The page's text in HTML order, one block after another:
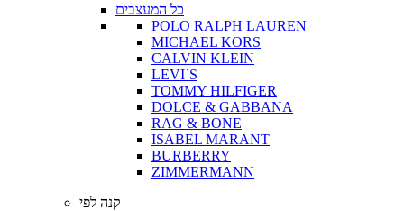
כל המעצבים
POLO RALPH LAUREN
MICHAEL KORS
CALVIN KLEIN
LEVI`S
TOMMY HILFIGER
DOLCE & GABBANA
RAG & BONE
ISABEL MARANT
BURBERRY
ZIMMERMANN
קנה לפי